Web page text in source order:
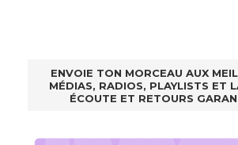
ENVOIE TON MORCEAU AUX
MÉDIAS, RADIOS, PLAYLISTS ET
ÉCOUTE ET RETOURS